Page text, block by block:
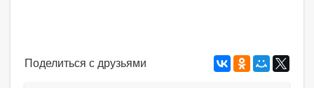
Поделиться с друзьями